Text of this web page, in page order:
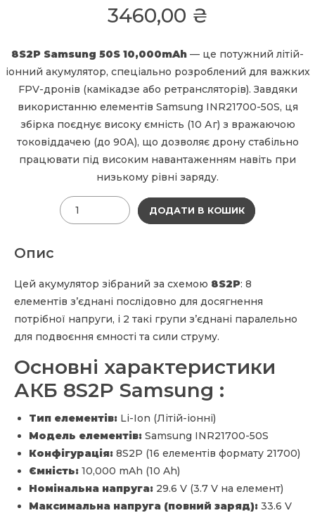
3460,00 ₴
8S2P Samsung 50S 10,000mAh — це потужний літій-
іонний акумулятор, спеціально розроблений для важких
FPV-дронів (камікадзе або ретрансляторів). Завдяки
використанню елементів Samsung INR21700-50S, ця
збірка поєднує високу ємність (10 Аг) з вражаючою
токовіддачею (до 90А), що дозволяє дрону стабільно
працювати під високим навантаженням навіть при
низькому рівні заряду.
Quantity
ДОДАТИ В КОШИК
Опис
Цей акумулятор зібраний за схемою 8S2P: 8
елементів з’єднані послідовно для досягнення
потрібної напруги, і 2 такі групи з’єднані паралельно
для подвоєння ємності та сили струму.
Основні характеристики
АКБ 8S2P Samsung :
Тип елементів: Li-Ion (Літій-іонні)
Модель елементів: Samsung INR21700-50S
Конфігурація: 8S2P (16 елементів формату 21700)
Ємність: 10,000 mAh (10 Ah)
Номінальна напруга: 29.6 V (3.7 V на елемент)
Максимальна напруга (повний заряд): 33.6 V